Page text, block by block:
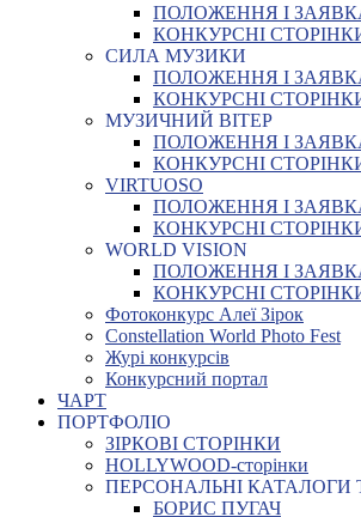
ПОЛОЖЕННЯ І
КОНКУРСНІ
СИЛА МУЗИКИ
ПОЛОЖЕННЯ І
КОНКУРСНІ
МУЗИЧНИЙ ВІТЕР
ПОЛОЖЕННЯ І
КОНКУРСНІ
VIRTUOSO
ПОЛОЖЕННЯ І
КОНКУРСНІ
WORLD VISION
ПОЛОЖЕННЯ І
КОНКУРСНІ
Фотоконкурс Алеї Зірок
Constellation World Photo Fest
Журі конкурсів
Конкурсний портал
ЧАРТ
ПОРТФОЛІО
ЗІРКОВІ СТОРІНКИ
HOLLYWOOD-сторінки
ПЕРСОНАЛЬНІ КАТАЛОГИ
БОРИС ПУГАЧ